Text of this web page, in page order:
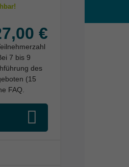
€
7 bis 9
des
(15
FAQ.